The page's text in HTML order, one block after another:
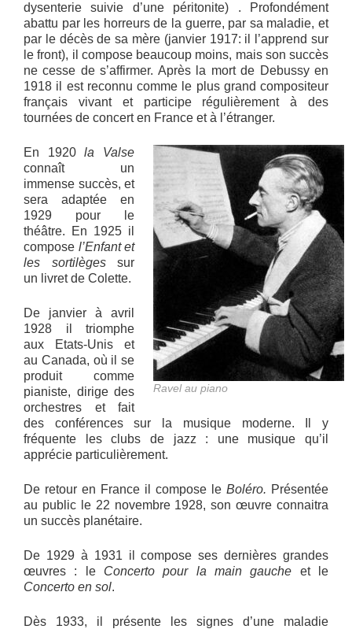
dysenterie suivie d’une péritonite) . Profondément
abattu par les horreurs de la guerre, par sa maladie, et
par le décès de sa mère (janvier 1917: il l’apprend sur
le front), il compose beaucoup moins, mais son succès
ne cesse de s’affirmer. Après la mort de Debussy en
1918 il est reconnu comme le plus grand compositeur
français vivant et participe régulièrement à des
tournées de concert en France et à l’étranger.
Ravel au piano
En 1920la Valse
connaît un
immense succès, et
sera adaptée en
1929 pour le
théâtre. En 1925 il
compose l’Enfant et
les sortilèges sur
un livret de Colette.
De janvier à avril
1928 il triomphe
aux Etats-Unis et
au Canada, où il se
produit comme
pianiste, dirige des
orchestres et fait
des conférences sur la musique moderne. Il y
fréquente les clubs de jazz : une musique qu’il
apprécie particulièrement.
De retour en France il compose le Boléro. Présentée
au public le 22 novembre 1928, son œuvre connaitra
un succès planétaire.
De 1929 à 1931 il compose ses dernières grandes
œuvres : le Concerto pour la main gauche et le
Concerto en sol.
Dès 1933, il présente les signes d’une maladie